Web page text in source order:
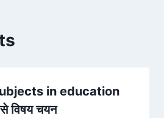
in education
विषय चयन